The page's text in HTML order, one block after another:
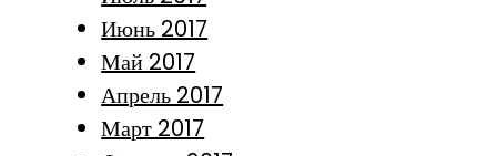
Июнь 2017
Май 2017
Апрель 2017
Март 2017